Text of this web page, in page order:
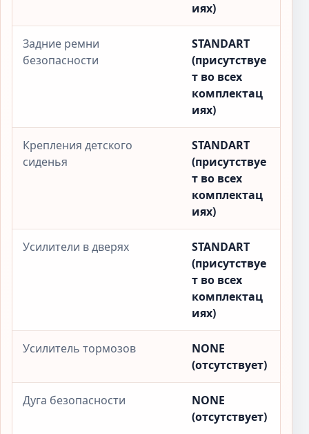
иях)
Задние ремни
безопасности
STANDART
(присутствуе
т во всех
комплектац
иях)
Крепления детского
сиденья
STANDART
(присутствуе
т во всех
комплектац
иях)
Усилители в дверях
STANDART
(присутствуе
т во всех
комплектац
иях)
Усилитель тормозов
NONE
(отсутствует)
Дуга безопасности
NONE
(отсутствует)